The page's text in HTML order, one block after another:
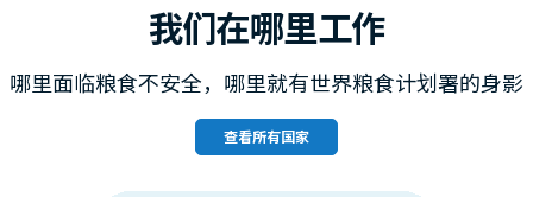
我们在哪里工作
哪里面临粮食不安全，哪里就有世界粮食计划署的身影
查看所有国家